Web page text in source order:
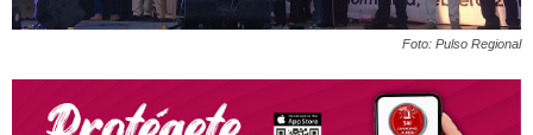
Foto: Pulso Regional